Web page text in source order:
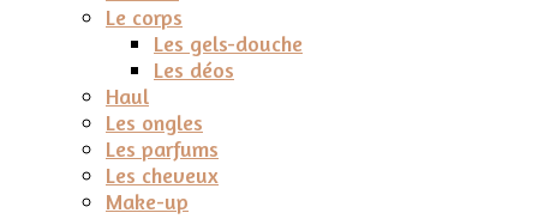
Le corps
Les gels-douche
Les déos
Haul
Les ongles
Les parfums
Les cheveux
Make-up